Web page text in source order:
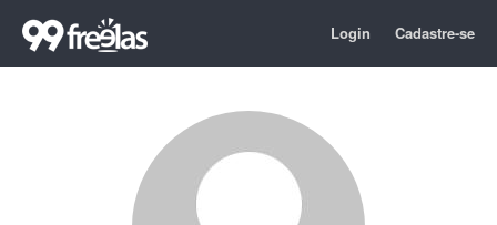
Login Cadastre-se